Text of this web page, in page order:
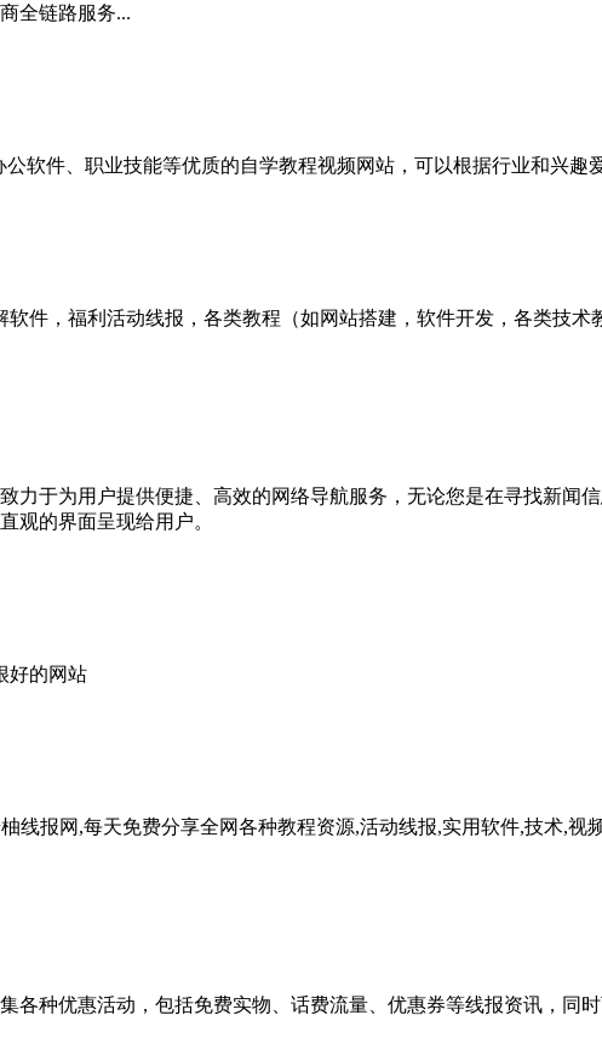
全链路服务...
软件、职业技能等优质的自学教程视频网站，可以根据行业和兴趣
件，福利活动线报，各类教程（如网站搭建，软件开发，各类技术
力于为用户提供便捷、高效的网络导航服务，无论您是在寻找新闻
观的界面呈现给用户。
好的网站
线报网,每天免费分享全网各种教程资源,活动线报,实用软件,技术,
各种优惠活动，包括免费实物、话费流量、优惠券等线报资讯，同